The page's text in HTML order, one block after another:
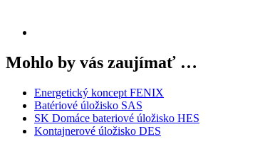
Mohlo by vás zaujímať …
Energetický koncept FENIX
Batériové úložisko SAS
SK Domáce bateriové úložisko HES
Kontajnerové úložisko DES